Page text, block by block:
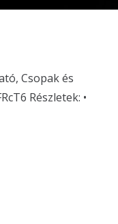
Csopak és
Részletek: •